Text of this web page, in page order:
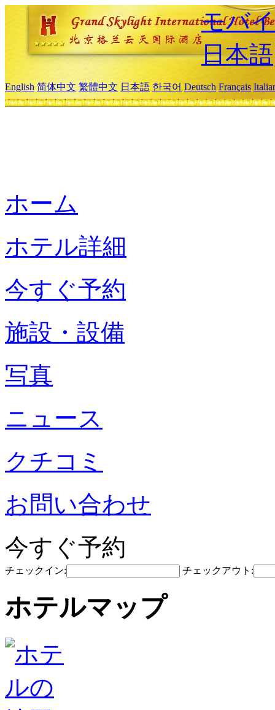
モバ
日本語
English 简体中文 繁體中文 日本語 한국어 Deutsch Français
ホーム
ホテル詳細
今すぐ予約
施設・設備
写真
ニュース
クチコミ
お問い合わせ
今すぐ予約
チェックイン: チェックアウト:
ホテルマップ